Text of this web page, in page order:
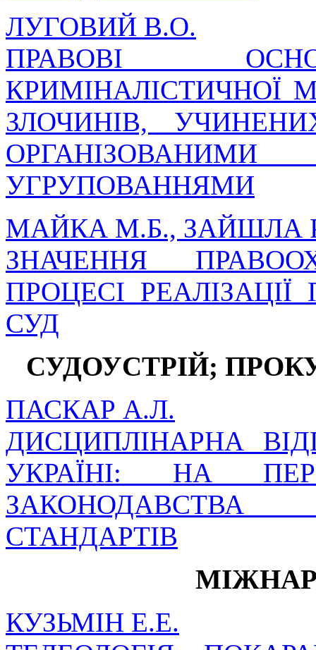
ЛУГОВИЙ В.О.
ПРАВОВІ
КРИМІНАЛІСТИЧНОЇ
ЗЛОЧИНІВ,
УГРУПОВАННЯМИ
МАЙКА М.Б., ЗАЙШЛА
ЗНАЧЕННЯ
ПРОЦЕСІ
СУД
СУДОУСТРІЙ;
ПАСКАР А.Л.
ДИСЦИПЛІНАРНА
УКРАЇНІ: НА
СТАНДАРТІВ
КУЗЬМІН Е.Е.